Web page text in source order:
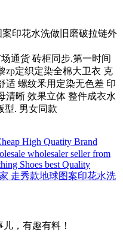
案印花水洗做旧磨破拉链外
通货 砖柜同步.第一时间
zp定织定染全棉大卫衣 克
适 螺纹釆用定染无色差 印
清晰 效果立体 整件成衣水
型. 男女同款
High Quatity Brand
wholesaler seller from
Shoes best Quality
走秀款地球图案印花水洗
，有趣有料！